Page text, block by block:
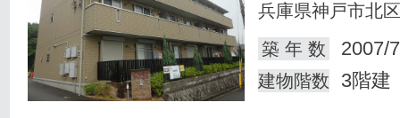
兵庫県神戸市北
築 年 数
2007/
建物階数 3階建